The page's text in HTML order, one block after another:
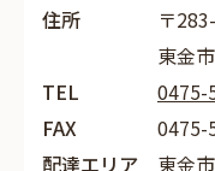
住所
〒
東金
TEL
0475-
FAX
0475-
配達エリア
東金